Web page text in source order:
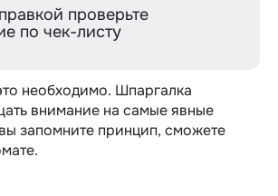
проверьте
по чек-листу
необходимо. Шпаргалка
внимание на самые явные
запомните принцип, сможете